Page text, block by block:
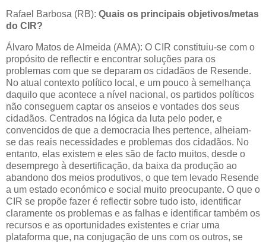
Rafael Barbosa (RB): Quais os principais objetivos/metas
do CIR?
Álvaro Matos de Almeida (AMA): O CIR constituiu-se com o
propósito de reflectir e encontrar soluções para os
problemas com que se deparam os cidadãos de Resende.
No atual contexto político local, e um pouco à semelhança
daquilo que acontece a nível nacional, os partidos políticos
não conseguem captar os anseios e vontades dos seus
cidadãos. Centrados na lógica da luta pelo poder, e
convencidos de que a democracia lhes pertence, alheiam-
se das reais necessidades e problemas dos cidadãos. No
entanto, elas existem e eles são de facto muitos, desde o
desemprego à desertificação, da baixa da produção ao
abandono dos meios produtivos, o que tem levado Resende
a um estado económico e social muito preocupante. O que o
CIR se propõe fazer é reflectir sobre tudo isto, identificar
claramente os problemas e as falhas e identificar também os
recursos e as oportunidades existentes e criar uma
plataforma que, na conjugação de uns com os outros, se